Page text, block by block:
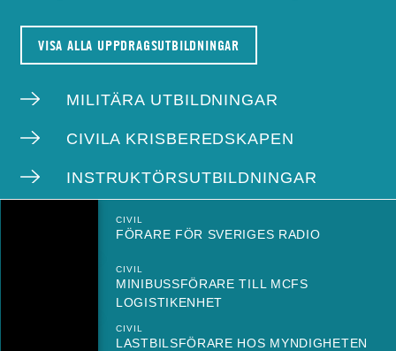
VISA ALLA UPPDRAGSUTBILDNINGAR
MILITÄRA UTBILDNINGAR
CIVILA KRISBEREDSKAPEN
INSTRUKTÖRSUTBILDNINGAR
CIVIL
FÖRARE FÖR SVERIGES RADIO
CIVIL
MINIBUSSFÖRARE TILL MCFS
LOGISTIKENHET
CIVIL
LASTBILSFÖRARE HOS MYNDIGHETEN